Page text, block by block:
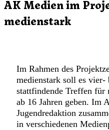
AK Medien im
medienstark
Im Rahmen des
medienstark soll es vier-
stattfindende Treffen für
ab 16 Jahren geben. Im
Jugendredaktion
in verschiedenen